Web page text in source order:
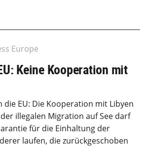
Europe
Keine Kooperation mit
die EU: Die Kooperation mit Libyen
illegalen Migration auf See darf
für die Einhaltung der
laufen, die zurückgeschoben